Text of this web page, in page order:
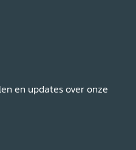
en updates over onze